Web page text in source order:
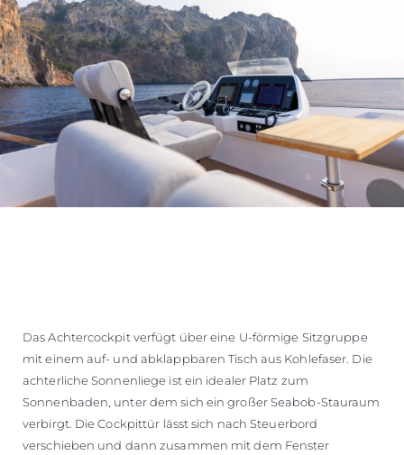
Das Achtercockpit verfügt über eine U-förmige Sitzgruppe
mit einem auf- und abklappbaren Tisch aus Kohlefaser. Die
achterliche Sonnenliege ist ein idealer Platz zum
Sonnenbaden, unter dem sich ein großer Seabob-Stauraum
verbirgt. Die Cockpittür lässt sich nach Steuerbord
verschieben und dann zusammen mit dem Fenster